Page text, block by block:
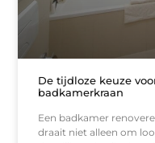
De tijdloze keuze
badkamerkraan
Een badkamer
draait niet alleen om